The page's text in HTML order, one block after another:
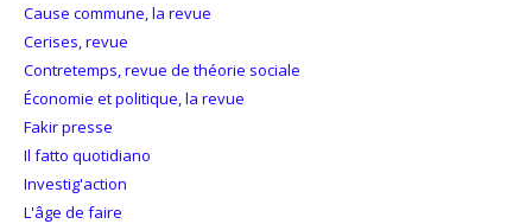
Cause commune, la revue
Cerises, revue
Contretemps, revue de théorie sociale
Économie et politique, la revue
Fakir presse
Il fatto quotidiano
Investig'action
L'âge de faire